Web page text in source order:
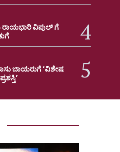
ರಾಯಭಾರಿ ವಿಪುಲ್ ಗೆ
ಬಾಯರುಗೆ ‘ವಿಶೇಷ